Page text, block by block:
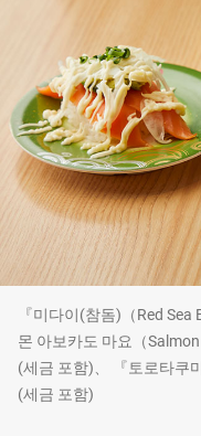
『미다이(참돔)（Red
몬 아보카도 마요（
(세금 포함)、 『토로타쿠
(세금 포함)